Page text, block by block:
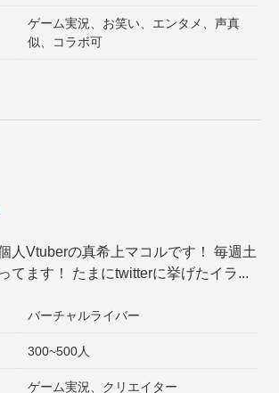
ゲーム実況、お笑い、エンタメ、声真
似、コラボ可
人Vtuberの真希上マコルです！ 毎週土
てます！ たまにtwitterに挙げたイラ...
バーチャルライバー
300~500人
ゲーム実況、クリエイター